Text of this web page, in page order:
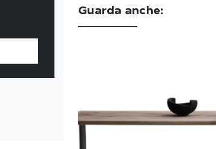
Guarda anche: